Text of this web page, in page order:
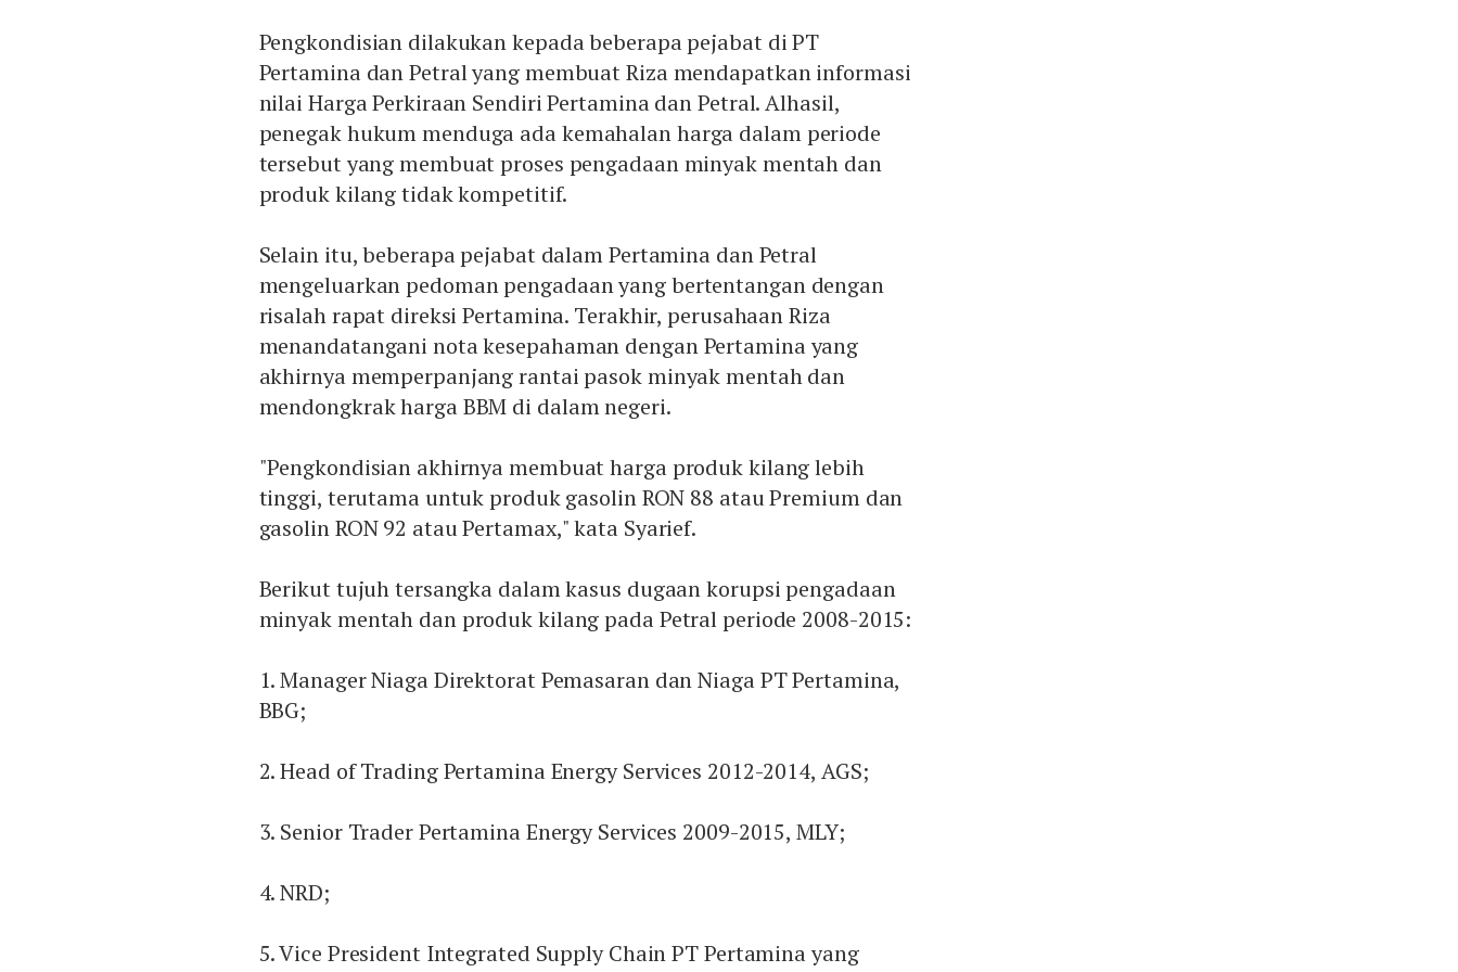
Pengkondisian dilakukan kepada beberapa pejabat di PT
Pertamina dan Petral yang membuat Riza mendapatkan informasi
nilai Harga Perkiraan Sendiri Pertamina dan Petral. Alhasil,
penegak hukum menduga ada kemahalan harga dalam periode
tersebut yang membuat proses pengadaan minyak mentah dan
produk kilang tidak kompetitif.
Selain itu, beberapa pejabat dalam Pertamina dan Petral
mengeluarkan pedoman pengadaan yang bertentangan dengan
risalah rapat direksi Pertamina. Terakhir, perusahaan Riza
menandatangani nota kesepahaman dengan Pertamina yang
akhirnya memperpanjang rantai pasok minyak mentah dan
mendongkrak harga BBM di dalam negeri.
"Pengkondisian akhirnya membuat harga produk kilang lebih
tinggi, terutama untuk produk gasolin RON 88 atau Premium dan
gasolin RON 92 atau Pertamax," kata Syarief.
Berikut tujuh tersangka dalam kasus dugaan korupsi pengadaan
minyak mentah dan produk kilang pada Petral periode 2008-2015:
1. Manager Niaga Direktorat Pemasaran dan Niaga PT Pertamina,
BBG;
2. Head of Trading Pertamina Energy Services 2012-2014, AGS;
3. Senior Trader Pertamina Energy Services 2009-2015, MLY;
4. NRD;
5. Vice President Integrated Supply Chain PT Pertamina yang